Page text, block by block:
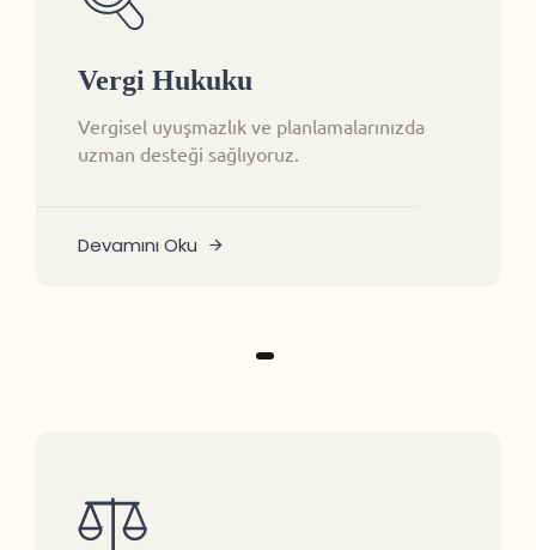
Vergi Hukuku
Vergisel uyuşmazlık ve planlamalarınızda
uzman desteği sağlıyoruz.
Devamını Oku